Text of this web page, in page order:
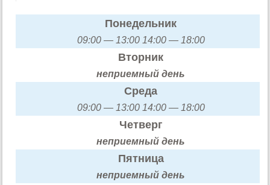
Понедельник
09:00 — 13:00 14:00 — 18:00
Вторник
неприемный день
Среда
09:00 — 13:00 14:00 — 18:00
Четверг
неприемный день
Пятница
неприемный день